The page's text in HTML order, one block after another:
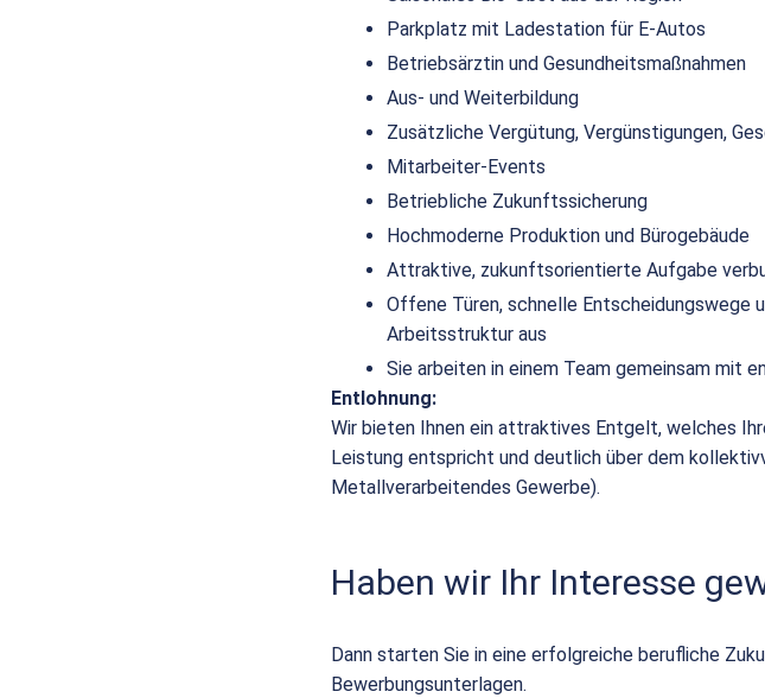
Parkplatz mit Ladestation für E-Autos
Betriebsärztin und Gesundheitsmaßnahmen
Aus- und Weiterbildung
Zusätzliche Vergütung, Vergünstigungen,
Mitarbeiter-Events
Betriebliche Zukunftssicherung
Hochmoderne Produktion und Bürogebäude
Attraktive, zukunftsorientierte Aufgabe
Offene Türen, schnelle Entscheidungswege
Arbeitsstruktur aus
Sie arbeiten in einem Team gemeinsam mit
Entlohnung:
Wir bieten Ihnen ein attraktives Entgelt, welches
Leistung entspricht und deutlich über dem
Metallverarbeitendes Gewerbe).
Haben wir Ihr Interesse
Dann starten Sie in eine erfolgreiche berufliche
Bewerbungsunterlagen.